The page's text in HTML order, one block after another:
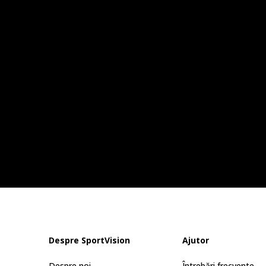
Despre SportVision Ajutor